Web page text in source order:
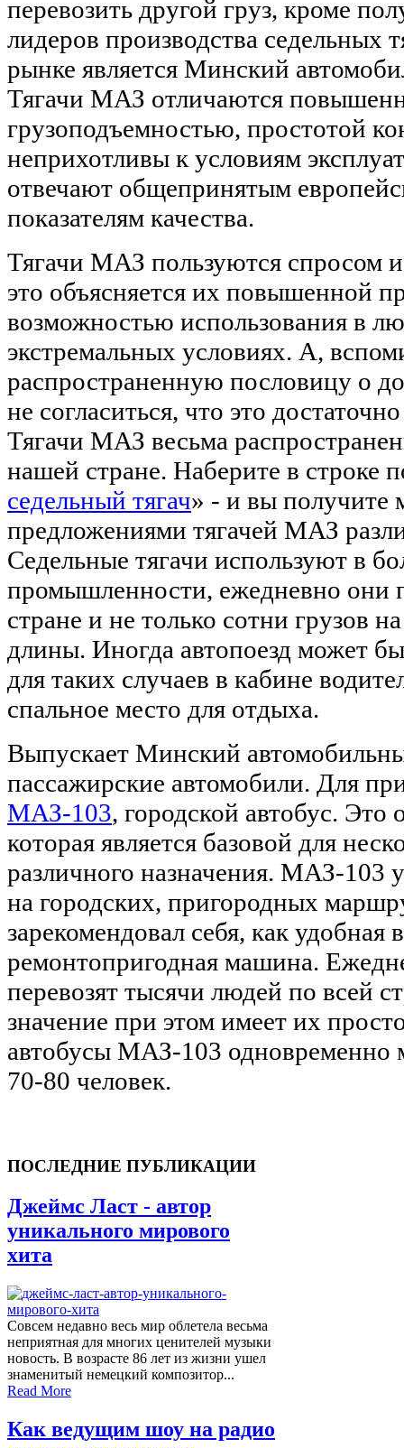
перевозить другой груз, кроме
лидеров производства седельных
рынке является Минский
Тягачи МАЗ отличаются
грузоподъемностью, простотой
неприхотливы к условиям
отвечают общепринятым
показателям качества.
Тягачи МАЗ пользуются спросом
это объясняется их повышенной
возможностью использования в
экстремальных условиях. А,
распространенную пословицу о
не согласиться, что это
Тягачи МАЗ весьма
нашей стране. Наберите в строке
седельный тягач» - и вы получите
предложениями тягачей МАЗ
Седельные тягачи используют в
промышленности, ежедневно они
стране и не только сотни грузов
длины. Иногда автопоезд может
для таких случаев в кабине
спальное место для отдыха.
Выпускает Минский
пассажирские автомобили. Для
МАЗ-103, городской автобус. Это
которая является базовой для
различного назначения. МАЗ-103
на городских, пригородных
зарекомендовал себя, как удобная
ремонтопригодная машина.
перевозят тысячи людей по всей
значение при этом имеет их
автобусы МАЗ-103 одновременно
70-80 человек.
ПОСЛЕДНИЕ ПУБЛИКАЦИИ
Джеймс Ласт - автор
уникального мирового
хита
Совсем недавно весь мир облетела весьма
неприятная для многих ценителей музыки
новость. В возрасте 86 лет из жизни ушел
знаменитый немецкий композитор...
Read More
Как ведущим шоу на радио